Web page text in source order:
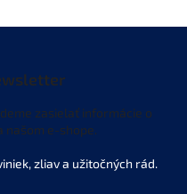
zasielať informácie o
našom e-shope.